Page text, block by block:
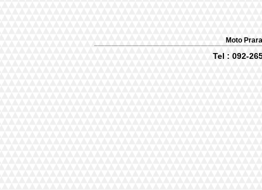
Moto
Tel : 092-